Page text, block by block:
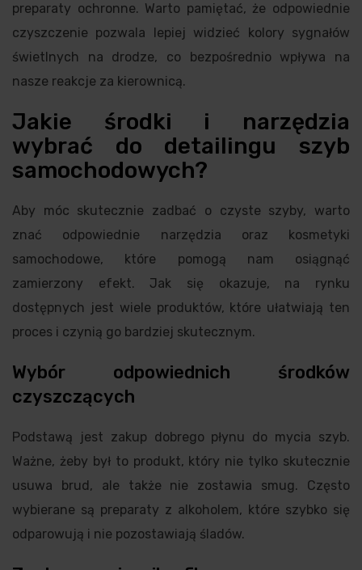
preparaty ochronne. Warto pamiętać, że odpowiednie
czyszczenie pozwala lepiej widzieć kolory sygnałów
świetlnych na drodze, co bezpośrednio wpływa na
nasze reakcje za kierownicą.
Jakie środki i narzędzia
wybrać do detailingu szyb
samochodowych?
Aby móc skutecznie zadbać o czyste szyby, warto
znać odpowiednie narzędzia oraz kosmetyki
samochodowe, które pomogą nam osiągnąć
zamierzony efekt. Jak się okazuje, na rynku
dostępnych jest wiele produktów, które ułatwiają ten
proces i czynią go bardziej skutecznym.
Wybór odpowiednich środków
czyszczących
Podstawą jest zakup dobrego płynu do mycia szyb.
Ważne, żeby był to produkt, który nie tylko skutecznie
usuwa brud, ale także nie zostawia smug. Często
wybierane są preparaty z alkoholem, które szybko się
odparowują i nie pozostawiają śladów.